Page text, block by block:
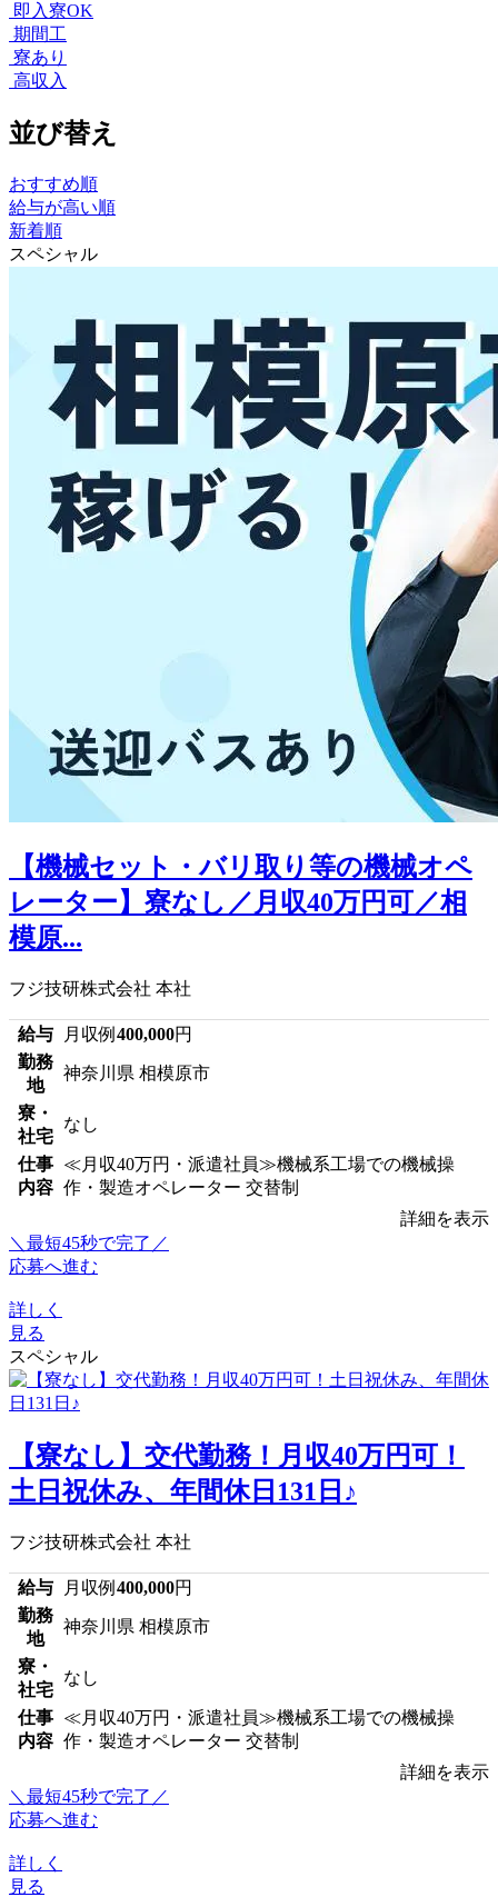
即入寮OK
期間工
寮あり
高収入
並び替え
おすすめ順
給与が高い順
新着順
スペシャル
【機械セット・バリ取り等の機械オペ
レーター】寮なし／月収40万円可／相
模原...
フジ技研株式会社 本社
給与 月収例 400,000円
勤務
地
神奈川県 相模原市
寮・
社宅
なし
仕事
内容
≪月収40万円・派遣社員≫機械系工場での機械操
作・製造オペレーター 交替制
詳細を表示
＼最短45秒で完了／
応募へ進む
詳しく
見る
スペシャル
【寮なし】交代勤務！月収40万円可！
土日祝休み、年間休日131日♪
フジ技研株式会社 本社
給与 月収例 400,000円
勤務
地
神奈川県 相模原市
寮・
社宅
なし
仕事
内容
≪月収40万円・派遣社員≫機械系工場での機械操
作・製造オペレーター 交替制
詳細を表示
＼最短45秒で完了／
応募へ進む
詳しく
見る